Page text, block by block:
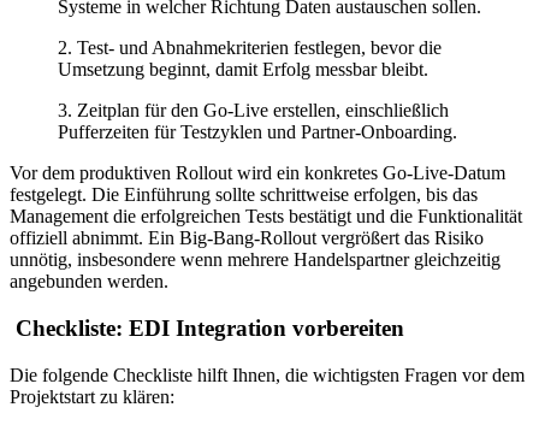
Systeme in welcher Richtung Daten austauschen sollen.
2. Test- und Abnahmekriterien festlegen, bevor die
Umsetzung beginnt, damit Erfolg messbar bleibt.
3. Zeitplan für den Go-Live erstellen, einschließlich
Pufferzeiten für Testzyklen und Partner-Onboarding.
Vor dem produktiven Rollout wird ein konkretes Go-Live-Datum
festgelegt. Die Einführung sollte schrittweise erfolgen, bis das
Management die erfolgreichen Tests bestätigt und die Funktionalität
offiziell abnimmt. Ein Big-Bang-Rollout vergrößert das Risiko
unnötig, insbesondere wenn mehrere Handelspartner gleichzeitig
angebunden werden.
Checkliste: EDI Integration vorbereiten
Die folgende Checkliste hilft Ihnen, die wichtigsten Fragen vor dem
Projektstart zu klären: